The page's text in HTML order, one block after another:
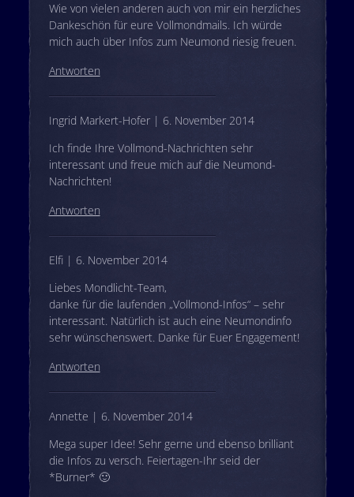
Wie von vielen anderen auch von mir ein herzliches
Dankeschön für eure Vollmondmails. Ich würde
mich auch über Infos zum Neumond riesig freuen.
Antworten
Ingrid Markert-Hofer | 6. November 2014
Ich finde Ihre Vollmond-Nachrichten sehr
interessant und freue mich auf die Neumond-
Nachrichten!
Antworten
Elfi | 6. November 2014
Liebes Mondlicht-Team,
danke für die laufenden „Vollmond-Infos“ – sehr
interessant. Natürlich ist auch eine Neumondinfo
sehr wünschenswert. Danke für Euer Engagement!
Antworten
Annette | 6. November 2014
Mega super Idee! Sehr gerne und ebenso brilliant
die Infos zu versch. Feiertagen-Ihr seid der
*Burner* 🙂